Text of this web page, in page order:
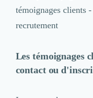
Développement Logiciel
Création de Site Internet
Développement E-commerce
Direction Artistique
Cybersécurité
témoignages clients
recrutement
Les témoignages
contact ou